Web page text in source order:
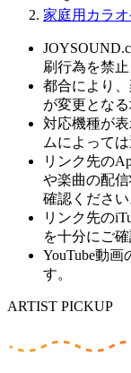
家庭用カラ
刷行為を禁止
都合により
が変更となる
対応機種が
ムによって
リンク先の
や楽曲の配
確認ください
リンク先の
を十分にご確
YouTube動画
す。
ARTIST PICKUP